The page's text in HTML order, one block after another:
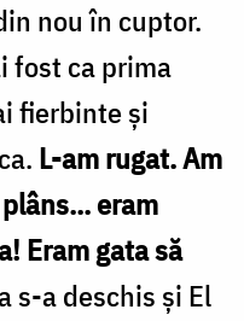
nou în cuptor.
fost ca prima
fierbinte și
L-am rugat. Am
eram
Eram gata să
s-a deschis și El